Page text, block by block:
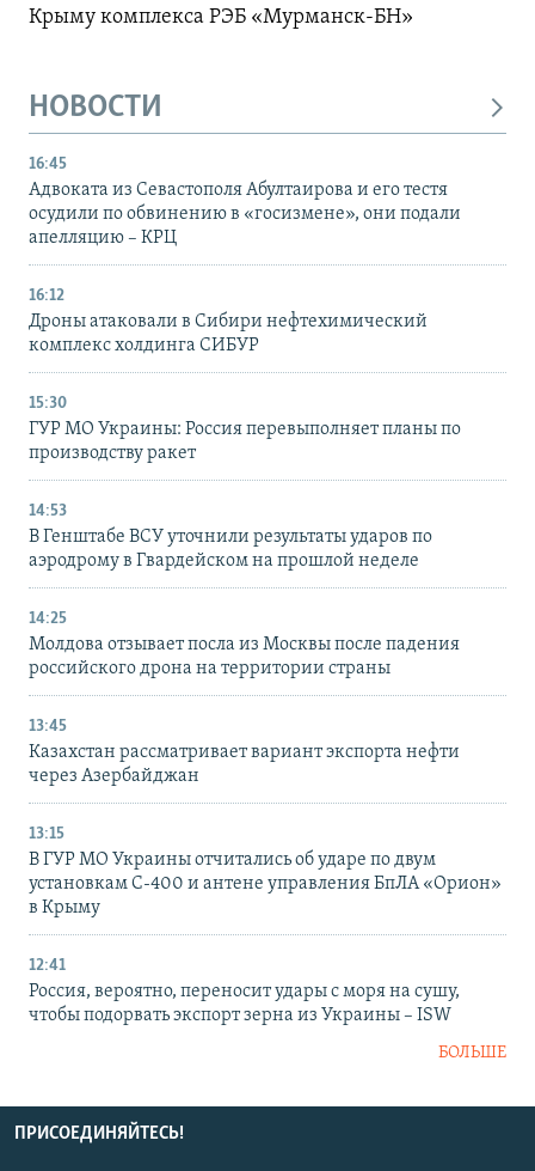
Крыму комплекса РЭБ «Мурманск-БН»
НОВОСТИ
16:45
Адвоката из Севастополя Абултаирова и его тестя
осудили по обвинению в «госизмене», они подали
апелляцию – КРЦ
16:12
Дроны атаковали в Сибири нефтехимический
комплекс холдинга СИБУР
15:30
ГУР МО Украины: Россия перевыполняет планы по
производству ракет
14:53
В Генштабе ВСУ уточнили результаты ударов по
аэродрому в Гвардейском на прошлой неделе
14:25
Молдова отзывает посла из Москвы после падения
российского дрона на территории страны
13:45
Казахстан рассматривает вариант экспорта нефти
через Азербайджан
13:15
В ГУР МО Украины отчитались об ударе по двум
установкам С-400 и антене управления БпЛА «Орион»
в Крыму
12:41
Россия, вероятно, переносит удары с моря на сушу,
чтобы подорвать экспорт зерна из Украины – ISW
БОЛЬШЕ
ПРИСОЕДИНЯЙТЕСЬ!